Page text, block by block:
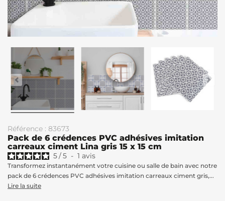
Référence : 83673
Pack de 6 crédences PVC adhésives imitation
carreaux ciment Lina gris 15 x 15 cm
5/5 - 1 avis
Transformez instantanément votre cuisine ou salle de bain avec notre
pack de 6 crédences PVC adhésives imitation carreaux ciment gris,...
Lire la suite